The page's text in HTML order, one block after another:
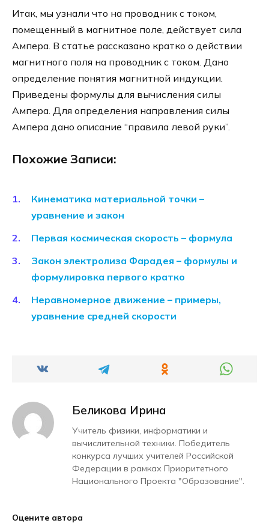
Итак, мы узнали что на проводник с током,
помещенный в магнитное поле, действует сила
Ампера. В статье рассказано кратко о действии
магнитного поля на проводник с током. Дано
определение понятия магнитной индукции.
Приведены формулы для вычисления силы
Ампера. Для определения направления силы
Ампера дано описание “правила левой руки”.
Похожие Записи:
Кинематика материальной точки –
уравнение и закон
Первая космическая скорость – формула
Закон электролиза Фарадея – формулы и
формулировка первого кратко
Неравномерное движение – примеры,
уравнение средней скорости
Беликова Ирина
Учитель физики, информатики и
вычислительной техники. Победитель
конкурса лучших учителей Российской
Федерации в рамках Приоритетного
Национального Проекта "Образование".
Оцените автора